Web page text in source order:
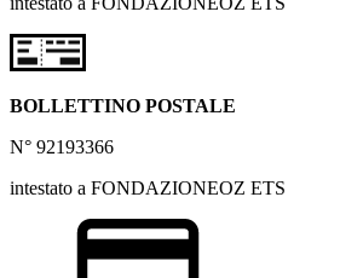
BOLLETTINO POSTALE
N° 92193366
intestato a FONDAZIONEOZ ETS